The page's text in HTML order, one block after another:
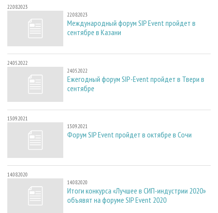
22.08.2023
22.08.2023
Международный форум SIP Event пройдет в
сентябре в Казани
24.05.2022
24.05.2022
Ежегодный форум SIP-Event пройдет в Твери в
сентябре
13.09.2021
13.09.2021
Форум SIP Event пройдет в октябре в Сочи
14.08.2020
14.08.2020
Итоги конкурса «Лучшее в СИП-индустрии 2020»
объявят на форуме SIP Event 2020